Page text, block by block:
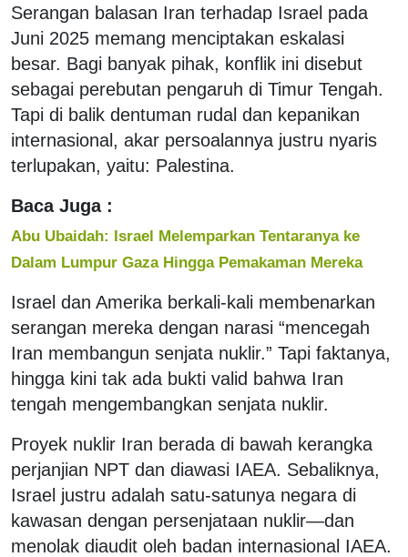
Serangan balasan Iran terhadap Israel pada
Juni 2025 memang menciptakan eskalasi
besar. Bagi banyak pihak, konflik ini disebut
sebagai perebutan pengaruh di Timur Tengah.
Tapi di balik dentuman rudal dan kepanikan
internasional, akar persoalannya justru nyaris
terlupakan, yaitu: Palestina.
Baca Juga :
Abu Ubaidah: Israel Melemparkan Tentaranya ke
Dalam Lumpur Gaza Hingga Pemakaman Mereka
Israel dan Amerika berkali-kali membenarkan
serangan mereka dengan narasi “mencegah
Iran membangun senjata nuklir.” Tapi faktanya,
hingga kini tak ada bukti valid bahwa Iran
tengah mengembangkan senjata nuklir.
Proyek nuklir Iran berada di bawah kerangka
perjanjian NPT dan diawasi IAEA. Sebaliknya,
Israel justru adalah satu-satunya negara di
kawasan dengan persenjataan nuklir—dan
menolak diaudit oleh badan internasional IAEA.